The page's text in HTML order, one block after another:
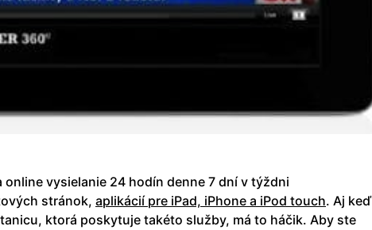
online vysielanie 24 hodín denne 7 dní v týždni
stránok, aplikácií pre iPad, iPhone a iPod touch. Aj keď
ktorá poskytuje takéto služby, má to háčik. Aby ste